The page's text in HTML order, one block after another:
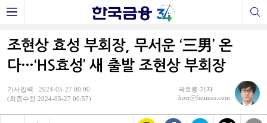
조현상 효성 부회장, 무서운 ‘三男’ 온
다…‘HS효성’ 새 출발 조현상 부회장
기사입력 : 2024-05-27 00:00
(최종수정 2024-05-27 00:57)
곽호룡 기자
horr@fntimes.com